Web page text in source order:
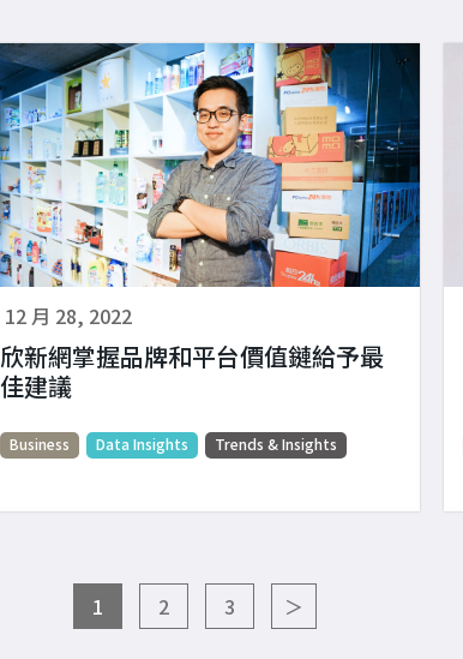
Business Data Insights Trends & Insights
欣新網掌握品牌和平台價值鏈給予最
佳建議
12 月 28, 2022
1 2 3 ＞